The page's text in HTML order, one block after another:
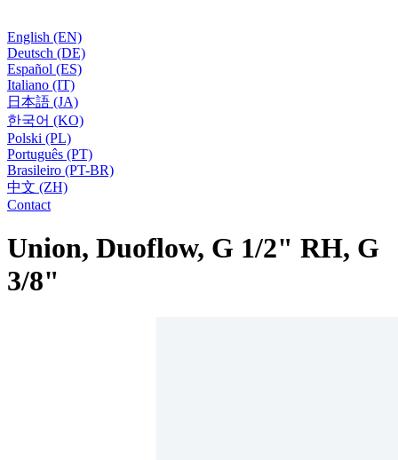
English (EN)
Deutsch (DE)
Español (ES)
Italiano (IT)
日本語 (JA)
한국어 (KO)
Polski (PL)
Português (PT)
Brasileiro (PT-BR)
中文 (ZH)
Contact
Union, Duoflow, G 1/2" RH, G
3/8"